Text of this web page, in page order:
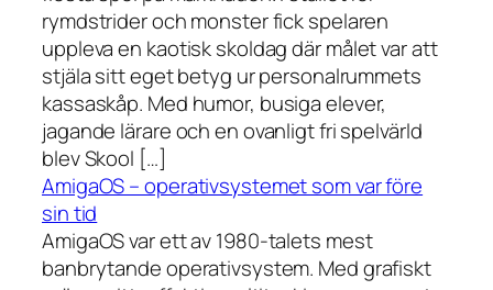
rymdstrider och monster fick spelaren
uppleva en kaotisk skoldag där målet var att
stjäla sitt eget betyg ur personalrummets
kassaskåp. Med humor, busiga elever,
jagande lärare och en ovanligt fri spelvärld
blev Skool […]
AmigaOS – operativsystemet som var före
sin tid
AmigaOS var ett av 1980-talets mest
banbrytande operativsystem. Med grafiskt